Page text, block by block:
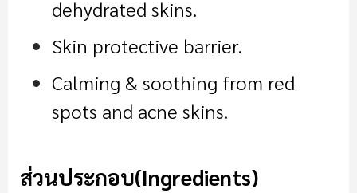
dehydrated skins.
Skin protective barrier.
Calming & soothing from red
spots and acne skins.
ส่วนประกอบ(Ingredients)